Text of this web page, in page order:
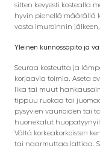
sitten kevyesti kostealla
hyvin pienellä määrällä
vasta imuroinnin
Yleinen kunnossapito ja
Seuraa kosteutta ja
korjaavia toimia. Aseta
lika tai muut
tippuu ruokaa tai
pysyvien vaurioiden tai
huonekalut
Vältä korkeakorkoisten
tai naarmuttaa lattiaa.